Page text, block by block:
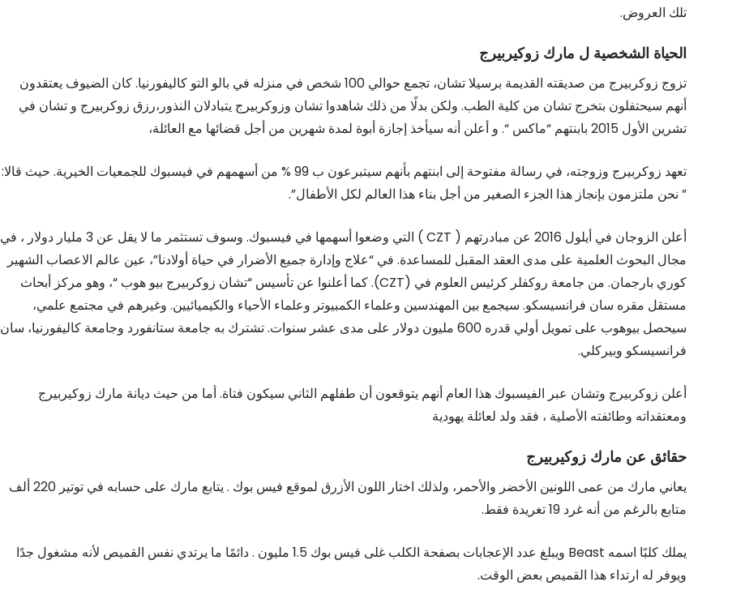
تلك العروض.
الحياة الشخصية ل مارك زوكيربيرج
تزوج زوكربيرج من صديقته القديمة برسيلا تشان، تجمع حوالي 100 شخص في منزله في بالو التو كاليفورنيا. كان الضيوف يعتقدون
أنهم سيحتفلون بتخرج تشان من كلية الطب. ولكن بدلًا من ذلك شاهدوا تشان وزوكربيرج يتبادلان النذور،رزق زوكربيرج و تشان في
تشرين الأول 2015 بابنتهم “ماكس “. و أعلن أنه سيأخذ إجازة أبوة لمدة شهرين من أجل قضائها مع العائلة،
تعهد زوكربيرج وزوجته، في رسالة مفتوحة إلى ابنتهم بأنهم سيتبرعون ب 99 % من أسهمهم في فيسبوك للجمعيات الخيرية. حيث قالا:
” نحن ملتزمون بإنجاز هذا الجزء الصغير من أجل بناء هذا العالم لكل الأطفال”.
أعلن الزوجان في أيلول 2016 عن مبادرتهم ( CZT ) التي وضعوا أسهمها في فيسبوك. وسوف تستثمر ما لا يقل عن 3 مليار دولار ، في
مجال البحوث العلمية على مدى العقد المقبل للمساعدة. في “علاج وإدارة جميع الأضرار في حياة أولادنا”، عين عالم الاعصاب الشهير
كوري بارجمان. من جامعة روكفلر كرئيس العلوم في (CZT). كما أعلنوا عن تأسيس “تشان زوكربيرج بيو هوب “، وهو مركز أبحاث
مستقل مقره سان فرانسيسكو. سيجمع بين المهندسين وعلماء الكمبيوتر وعلماء الأحياء والكيميائيين. وغيرهم في مجتمع علمي،
سيحصل بيوهوب على تمويل أولي قدره 600 مليون دولار على مدى عشر سنوات. تشترك به جامعة ستانفورد وجامعة كاليفورنيا، سان
فرانسيسكو وبيركلي.
أعلن زوكربيرج وتشان عبر الفيسبوك هذا العام أنهم يتوقعون أن طفلهم الثاني سيكون فتاة. أما من حيث ديانة مارك زوكيربيرج
ومعتقداته وطائفته الأصلية ، فقد ولد لعائلة يهودية
حقائق عن مارك زوكيربيرج
يعاني مارك من عمى اللونين الأخضر والأحمر، ولذلك اختار اللون الأزرق لموقع فيس بوك . يتابع مارك على حسابه في توتير 220 ألف
متابع بالرغم من أنه غرد 19 تغريدة فقط.
يملك كلبًا اسمه Beast ويبلغ عدد الإعجابات بصفحة الكلب غلى فيس بوك 1.5 مليون . دائمًا ما يرتدي نفس القميص لأنه مشغول جدًا
ويوفر له ارتداء هذا القميص بعض الوقت.